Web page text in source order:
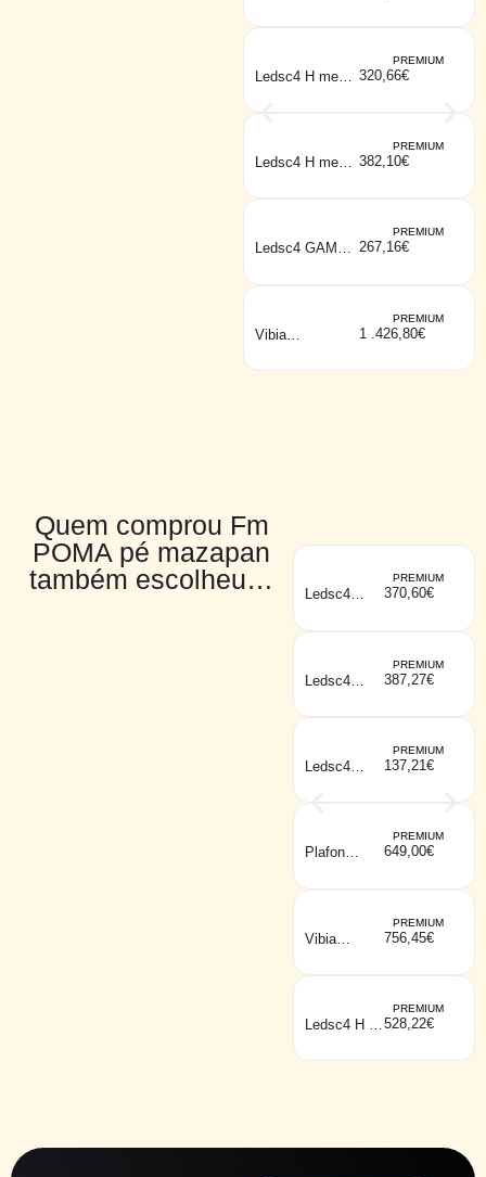
PREMIUM
Ledsc4 H mesa
320,66€
PREMIUM
Ledsc4 H mesa
382,10€
PREMIUM
Ledsc4 GAMMA 267,16€
PREMIUM
Vibia
1 .426,80€
Quem comprou Fm
POMA pé mazapan
também escolheu…
PREMIUM
Ledsc4
370,60€
PREMIUM
Ledsc4
387,27€
PREMIUM
Ledsc4
137,21 €
PREMIUM
Plafon
antracite
649,00€
PREMIUM
Vibia
branco
756,45€
PREMIUM
Ledsc4 H pé528,22€